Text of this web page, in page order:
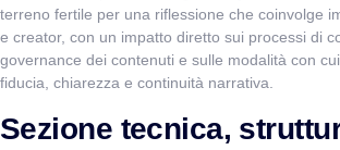
terreno fertile per una riflessione che coinvolge
e creator, con un impatto diretto sui processi di
governance dei contenuti e sulle modalità con
fiducia, chiarezza e continuità narrativa.
Sezione tecnica,